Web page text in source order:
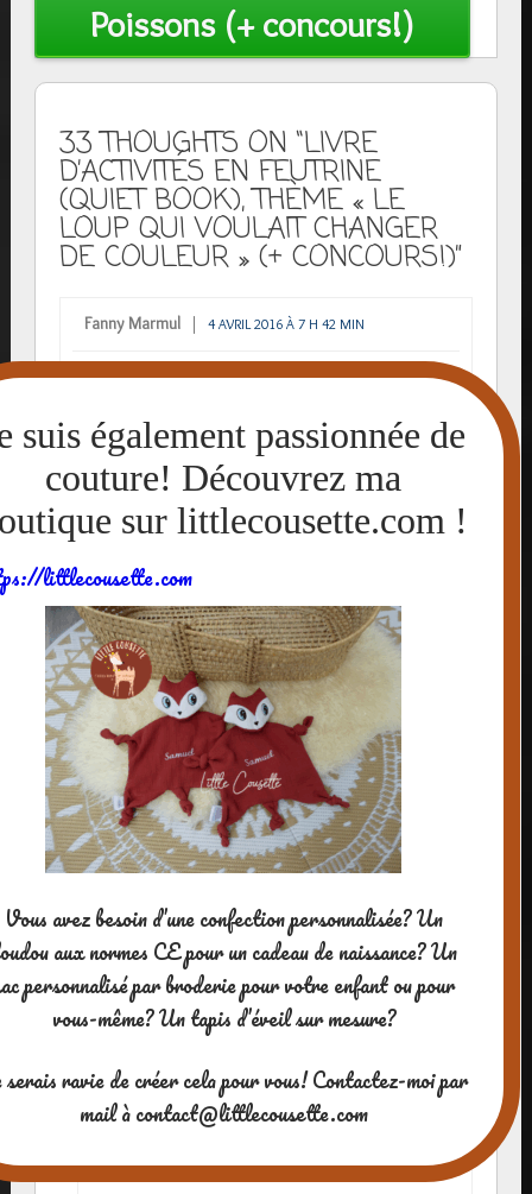
Poissons (+ concours!)
33 THOUGHTS ON “LIVRE
D’ACTIVITÉS EN FEUTRINE
(QUIET BOOK), THÈME « LE
LOUP QUI VOULAIT CHANGER
DE COULEUR » (+ CONCOURS!)”
Fanny Marmul 4 AVRIL 2016 À 7 H 42 MIN
franchemtn on dirait le vrai ^_^ !
j’adore ce type de livre mais je suis
nulle en couture !
RÉPONDRE
Creativemumandco 4 AVRIL 2016 À 8 H 05 MIN
Mais tu peux juste coller la feutrine
tu sais Fanny t’es pas obligé de
coudre
Fanny Marmul 4 AVRIL 2016 À 8 H 32 MIN
surement ^_^ mais c’est mieux fait
par toi ^_^
littlecousette.com
Vous avez besoin d’une confection personnalisée? Un
aux normes CE pour un cadeau de naissance? Un
personnalisé par broderie pour votre enfant ou pour
vous-même? Un tapis d’éveil sur mesure?
ravie de créer cela pour vous! Contactez-moi par
mail à contact@littlecousette.com